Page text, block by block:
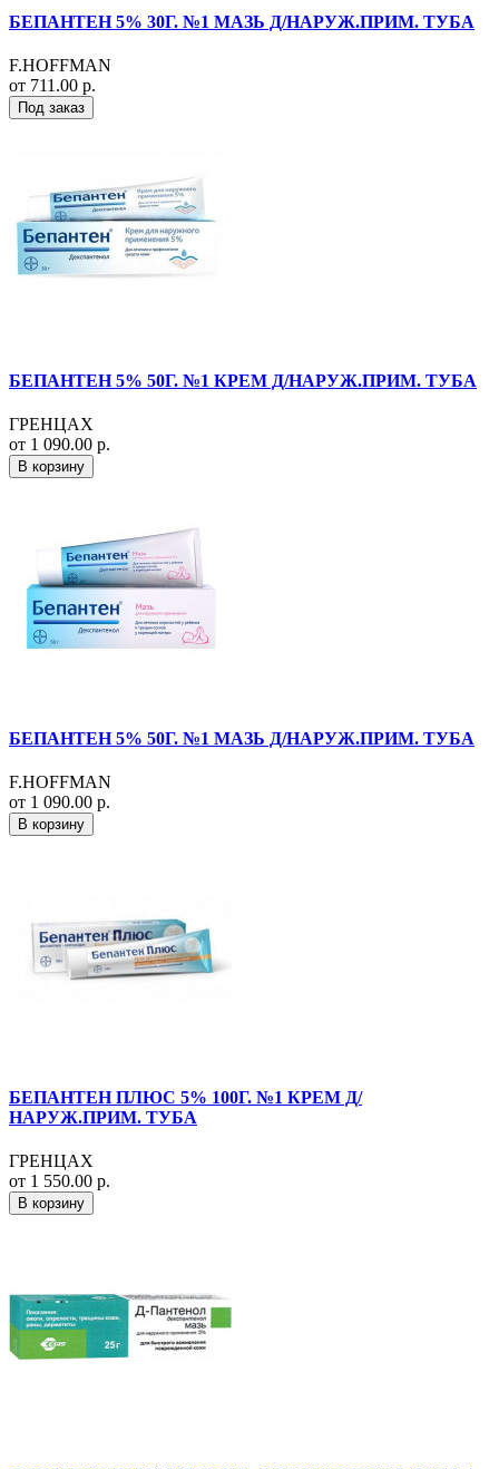
БЕПАНТЕН 5% 30Г. №1 МАЗЬ Д/НАРУЖ.ПРИМ. ТУБА
F.HOFFMAN
от 711.00 р.
Под заказ
БЕПАНТЕН 5% 50Г. №1 КРЕМ Д/НАРУЖ.ПРИМ. ТУБА
ГРЕНЦАХ
от 1 090.00 р.
В корзину
БЕПАНТЕН 5% 50Г. №1 МАЗЬ Д/НАРУЖ.ПРИМ. ТУБА
F.HOFFMAN
от 1 090.00 р.
В корзину
БЕПАНТЕН ПЛЮС 5% 100Г. №1 КРЕМ Д/
НАРУЖ.ПРИМ. ТУБА
ГРЕНЦАХ
от 1 550.00 р.
В корзину